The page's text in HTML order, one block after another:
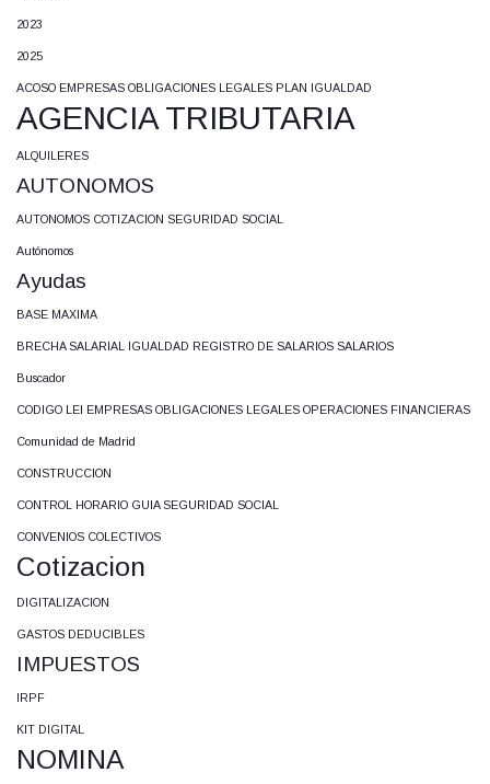
2023
2025
ACOSO EMPRESAS OBLIGACIONES LEGALES PLAN IGUALDAD
AGENCIA TRIBUTARIA
ALQUILERES
AUTONOMOS
AUTONOMOS COTIZACION SEGURIDAD SOCIAL
Autónomos
Ayudas
BASE MAXIMA
BRECHA SALARIAL IGUALDAD REGISTRO DE SALARIOS SALARIOS
Buscador
CODIGO LEI EMPRESAS OBLIGACIONES LEGALES OPERACIONES FINANCIERAS
Comunidad de Madrid
CONSTRUCCION
CONTROL HORARIO GUIA SEGURIDAD SOCIAL
CONVENIOS COLECTIVOS
Cotizacion
DIGITALIZACION
GASTOS DEDUCIBLES
IMPUESTOS
IRPF
KIT DIGITAL
NOMINA